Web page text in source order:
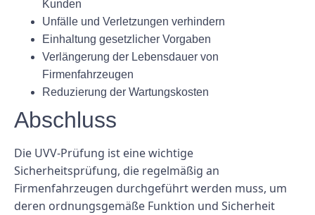
Kunden
Unfälle und Verletzungen verhindern
Einhaltung gesetzlicher Vorgaben
Verlängerung der Lebensdauer von
Firmenfahrzeugen
Reduzierung der Wartungskosten
Abschluss
Die UVV-Prüfung ist eine wichtige
Sicherheitsprüfung, die regelmäßig an
Firmenfahrzeugen durchgeführt werden muss, um
deren ordnungsgemäße Funktion und Sicherheit